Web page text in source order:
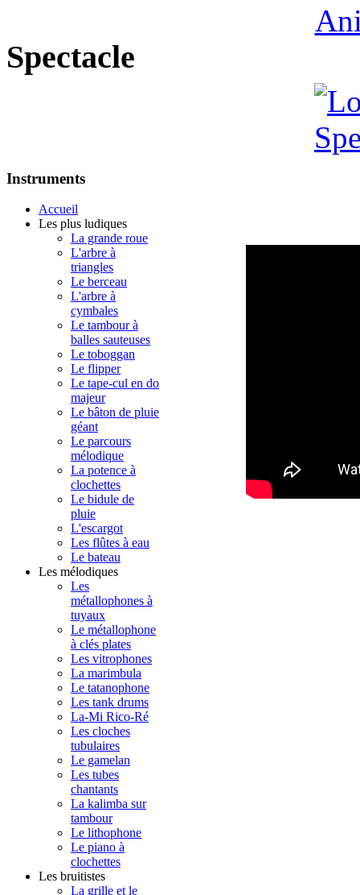
Spectacle
Instruments
Accueil
Les plus ludiques
La grande roue
L'arbre à
triangles
Le berceau
L'arbre à
cymbales
Le tambour à
balles sauteuses
Le toboggan
Le flipper
Le tape-cul en do
majeur
Le bâton de pluie
géant
Le parcours
mélodique
La potence à
clochettes
Le bidule de
pluie
L'escargot
Les flûtes à eau
Le bateau
Les mélodiques
Les
métallophones à
tuyaux
Le métallophone
à clés plates
Les vitrophones
La marimbula
Le tatanophone
Les tank drums
La-Mi Rico-Ré
Les cloches
tubulaires
Le gamelan
Les tubes
chantants
La kalimba sur
tambour
Le lithophone
Le piano à
clochettes
Les bruitistes
La grille et le